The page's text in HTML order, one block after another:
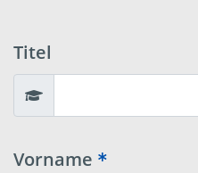
Titel
Vorname